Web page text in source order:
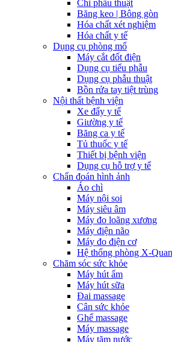
Chỉ phẫu thuật
Băng keo | Bông gòn
Hóa chất xét nghiệm
Hóa chất y tế
Dụng cụ phòng mổ
Máy cắt đốt điện
Dụng cụ tiểu phẫu
Dụng cụ phẫu thuật
Bồn rửa tay tiệt trùng
Nội thất bệnh viện
Xe đẩy y tế
Giường y tế
Băng ca y tế
Tủ thuốc y tế
Thiết bị bệnh viện
Dụng cụ hỗ trợ y tế
Chẩn đoán hình ảnh
Áo chì
Máy nội soi
Máy siêu âm
Máy đo loãng xương
Máy điện não
Máy đo điện cơ
Hệ thống phòng X-
Chăm sóc sức khỏe
Máy hút ẩm
Máy hút sữa
Đai massage
Cân sức khỏe
Ghế massage
Máy massage
Máy tăm nước